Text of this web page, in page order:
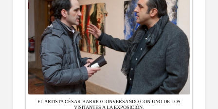
EL ARTISTA CÉSAR BARRIO CONVERSANDO CON UNO DE LOS
VISITANTES A LA EXPOSICIÓN.